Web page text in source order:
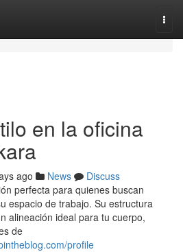
en la oficina
ago News
Discuss
perfecta para quienes buscan
espacio de trabajo. Su estructura
alineación ideal para tu cuerpo,
de
profile